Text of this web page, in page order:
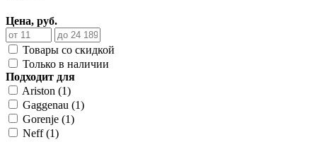
Цена, руб.
Товары со скидкой
Только в наличии
Подходит для
Ariston (1)
Gaggenau (1)
Gorenje (1)
Neff (1)